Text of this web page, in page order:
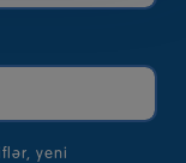
yeni